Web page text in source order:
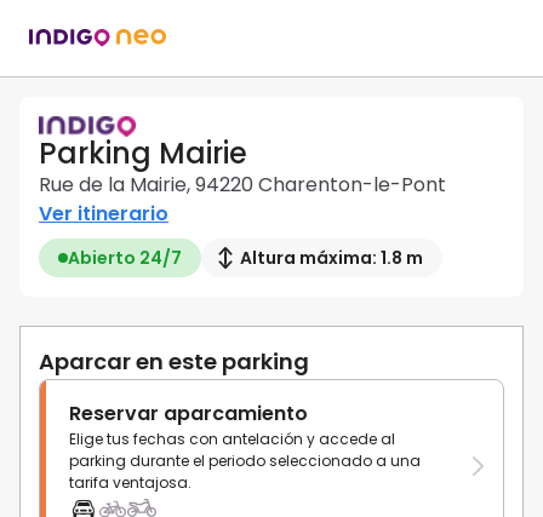
Parking Mairie
Rue de la Mairie, 94220 Charenton-le-Pont
Ver itinerario
Abierto 24/7 Altura máxima: 1.8 m
Aparcar en este parking
Reservar aparcamiento
Elige tus fechas con antelación y accede al
parking durante el periodo seleccionado a una
tarifa ventajosa.